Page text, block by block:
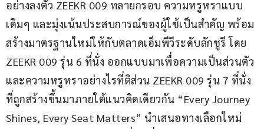
อย่างลงตัว ZEEKR 009 ทลายกรอบ ความหรูหราแบบ
เดิมๆ และมุ่งเน้นประสบการณ์ของผู้ใช้เป็นสำคัญ พร้อม
สร้างมาตรฐานใหม่ให้กับตลาดเอ็มพีวีระดับลักชูรี โดย
ZEEKR 009 รุ่น 6 ที่นั่ง ออกแบบมาเพื่อความเป็นส่วนตัว
และความหรูหราอย่างไรที่ติส่วน ZEEKR 009 รุ่น 7 ที่นั่ง
ที่ถูกสร้างขึ้นมาภายใต้แนวคิดเดียวกัน “Every Journey
Shines, Every Seat Matters” นำเสนอทางเลือกใหม่